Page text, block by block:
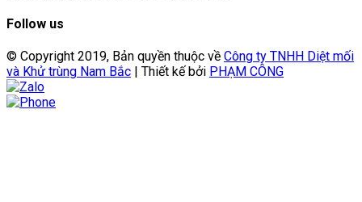
Follow us
© Copyright 2019, Bản quyền thuộc về Công ty TNHH Diệt mối
và Khử trùng Nam Bắc | Thiết kế bởi PHẠM CÔNG